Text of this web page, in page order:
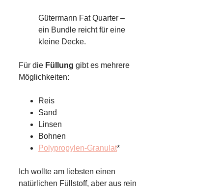
Gütermann Fat Quarter –
ein Bundle reicht für eine
kleine Decke.
Für die Füllung gibt es mehrere
Möglichkeiten:
Reis
Sand
Linsen
Bohnen
Polypropylen-Granulat*
Ich wollte am liebsten einen
natürlichen Füllstoff, aber aus rein